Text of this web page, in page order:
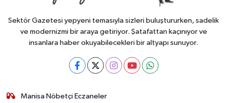
Sektör Gazetesi yepyeni temasıyla sizleri buluştururken, sadelik
ve modernizmi bir araya getiriyor. Şatafattan kaçınıyor ve
insanlara haber okuyabilecekleri bir altyapı sunuyor.
Manisa Nöbetçi Eczaneler